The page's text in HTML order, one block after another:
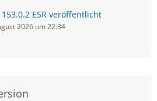
ESR veröffentlicht
2026 um 22:34